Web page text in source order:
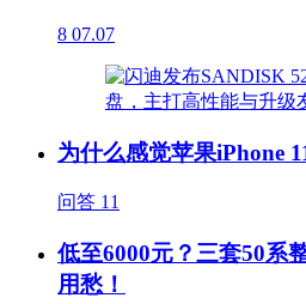
8 07.07
为什么感觉苹果iPhone
问答 11
低至6000元？三套50系
用愁！